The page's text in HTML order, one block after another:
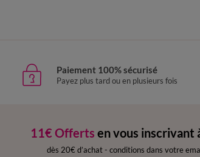
Paiement 100% sécurisé
Payez plus tard ou en plusieurs fois
11€ Offerts en vous inscrivant
dès 20€ d’achat - conditions dans votre